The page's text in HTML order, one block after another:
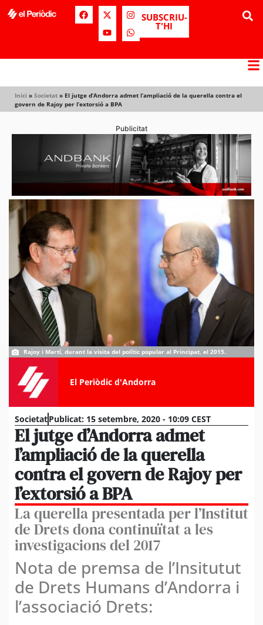
SUBSCRIU-
T'HI
Inici » Societat » El jutge d’Andorra admet l’ampliació de la querella contra el
govern de Rajoy per l’extorsió a BPA
Publicitat
Rajoy i Martí, durant la visita del polític popular al Principat, el 2015.
El Periòdic d'Andorra
SocietatPublicat: 15 setembre, 2020 - 10:09 CEST
El jutge d’Andorra admet
l’ampliació de la querella
contra el govern de Rajoy per
l’extorsió a BPA
La querella presentada per l’Institut
de Drets dona continuïtat a les
investigacions del 2017
Nota de premsa de l’Insitutut
de Drets Humans d’Andorra i
l’associació Drets: